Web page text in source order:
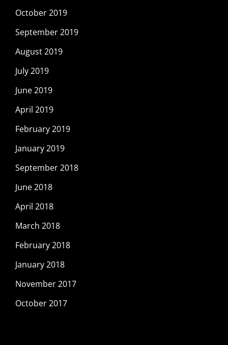
October 2019
September 2019
August 2019
July 2019
June 2019
April 2019
February 2019
January 2019
September 2018
June 2018
April 2018
March 2018
February 2018
January 2018
November 2017
October 2017